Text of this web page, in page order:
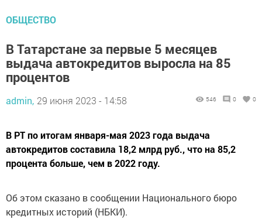
ОБЩЕСТВО
В Татарстане за первые 5 месяцев
выдача автокредитов выросла на 85
процентов
admin, 29 июня 2023 - 14:58 546 0 0
В РТ по итогам января-мая 2023 года выдача
автокредитов составила 18,2 млрд руб., что на 85,2
процента больше, чем в 2022 году.
Об этом сказано в сообщении Национального бюро
кредитных историй (НБКИ).